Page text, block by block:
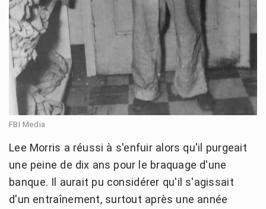
FBI Media
Lee Morris a réussi à s'enfuir alors qu'il purgeait
une peine de dix ans pour le braquage d'une
banque. Il aurait pu considérer qu'il s'agissait
d'un entraînement, surtout après une année